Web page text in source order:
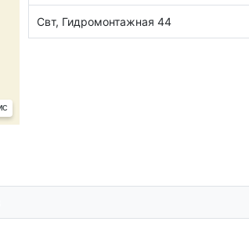
Свт, Гидромонтажная 44